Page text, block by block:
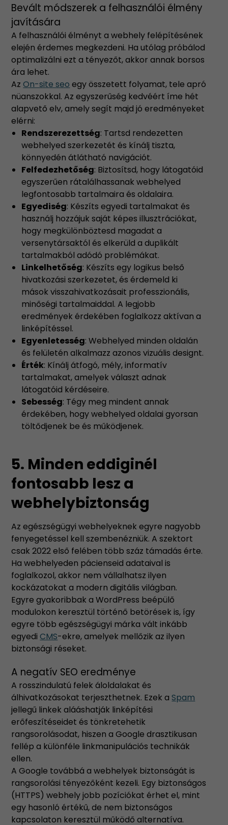
Bevált módszerek a felhasználói élmény
javítására
A felhasználói élményt a webhely felépítésének
elején érdemes megkezdeni. Ha utólag próbálod
optimalizálni ezt a tényezőt, akkor annak borsos
ára lehet.
AzOn-site seo egy összetett folyamat, tele apró
nüanszokkal. Az egyszerűség kedvéért íme hét
alapvető elv, amely segít majd jó eredményeket
elérni:
Rendszerezettség: Tartsd rendezetten
webhelyed szerkezetét és kínálj tiszta,
könnyedén átlátható navigációt.
Felfedezhetőség: Biztosítsd, hogy látogatóid
egyszerűen rátalálhassanak webhelyed
legfontosabb tartalmaira és oldalaira.
Egyediség: Készíts egyedi tartalmakat és
használj hozzájuk saját képes illusztrációkat,
hogy megkülönböztesd magadat a
versenytársaktól és elkerüld a duplikált
tartalmakból adódó problémákat.
Linkelhetőség: Készíts egy logikus belső
hivatkozási szerkezetet, és érdemeld ki
mások visszahivatkozásait professzionális,
minőségi tartalmaiddal. A legjobb
eredmények érdekében foglalkozz aktívan a
linképítéssel.
Egyenletesség: Webhelyed minden oldalán
és felületén alkalmazz azonos vizuális designt.
Érték: Kínálj átfogó, mély, informatív
tartalmakat, amelyek választ adnak
látogatóid kérdéseire.
Sebesség: Tégy meg mindent annak
érdekében, hogy webhelyed oldalai gyorsan
töltődjenek be és működjenek.
5. Minden eddiginél
fontosabb lesz a
webhelybiztonság
Az egészségügyi webhelyeknek egyre nagyobb
fenyegetéssel kell szembenézniük. A szektort
csak 2022 első felében több száz támadás érte.
Ha webhelyeden pácienseid adataival is
foglalkozol, akkor nem vállalhatsz ilyen
kockázatokat a modern digitális világban.
Egyre gyakoribbak a WordPress beépülő
modulokon keresztül történő betörések is, így
egyre több egészségügyi márka vált inkább
egyediCMS-ekre, amelyek mellőzik az ilyen
biztonsági réseket.
A negatív SEO eredménye
A rosszindulatú felek áloldalakat és
álhivatkozásokat terjeszthetnek. Ezek aSpam
jellegű linkek alááshatják linképítési
erőfeszítéseidet és tönkretehetik
rangsorolásodat, hiszen a Google drasztikusan
fellép a különféle linkmanipulációs technikák
ellen.
A Google továbbá a webhelyek biztonságát is
rangsorolási tényezőként kezeli. Egy biztonságos
(HTTPS) webhely jobb pozíciókat érhet el, mint
egy hasonló értékű, de nem biztonságos
kapcsolaton keresztül működő alternatíva.